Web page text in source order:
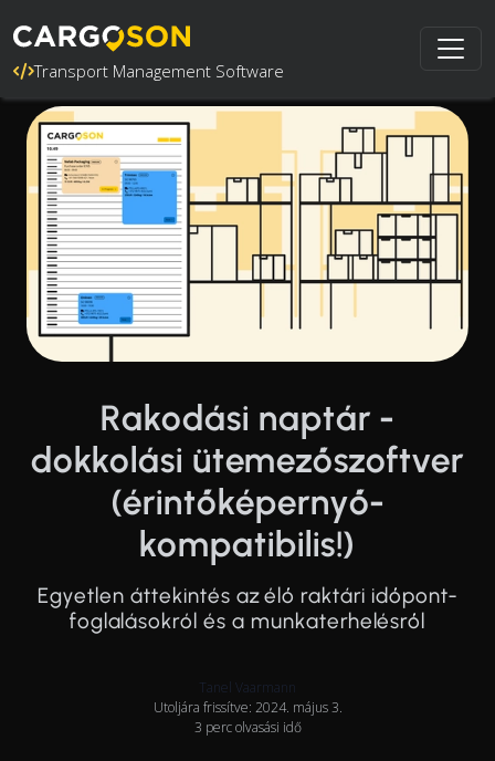
Transport Management Software
Rakodási naptár -
dokkolási ütemezőszoftver
(érintőképernyő-
kompatibilis!)
Egyetlen áttekintés az élő raktári időpont-
foglalásokról és a munkaterhelésről
Tanel Vaarmann
Utoljára frissítve: 2024. május 3.
3 perc olvasási idő